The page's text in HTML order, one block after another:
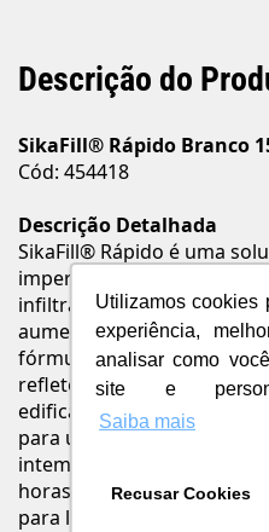
Utilizamos cookies
experiência,
analisar como
site e
Saiba mais
Recusar Cookies
Descrição do
SikaFill® Rápido Branco
Cód: 454418
Descrição Detalhada
SikaFill® Rápido é uma
impermeabilização que
infiltrações e vazamentos,
aumenta o conforto
fórmula exclusiva contém
refletem os raios solares,
edificações mais
para uso, tem aplicação a
intemperismo e
horas. Fácil de aplicar
para lajes, telhados,